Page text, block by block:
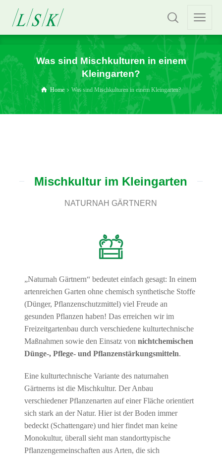
Was sind Mischkulturen in einem
Kleingarten?
Home Was sind Mischkulturen in einem Kleingarten?
Mischkultur im Kleingarten
NATURNAH GÄRTNERN
„Naturnah Gärtnern“ bedeutet einfach gesagt: In einem
artenreichen Garten ohne chemisch synthetische Stoffe
(Dünger, Pflanzenschutzmittel) viel Freude an
gesunden Pflanzen haben! Das erreichen wir im
Freizeitgartenbau durch verschiedene kulturtechnische
Maßnahmen sowie den Einsatz von nichtchemischen
Dünge-, Pflege- und Pflanzenstärkungsmitteln.
Eine kulturtechnische Variante des naturnahen
Gärtnerns ist die Mischkultur. Der Anbau
verschiedener Pflanzenarten auf einer Fläche orientiert
sich stark an der Natur. Hier ist der Boden immer
bedeckt (Schattengare) und hier findet man keine
Monokultur, überall sieht man standorttypische
Pflanzengemeinschaften aus Arten, die sich